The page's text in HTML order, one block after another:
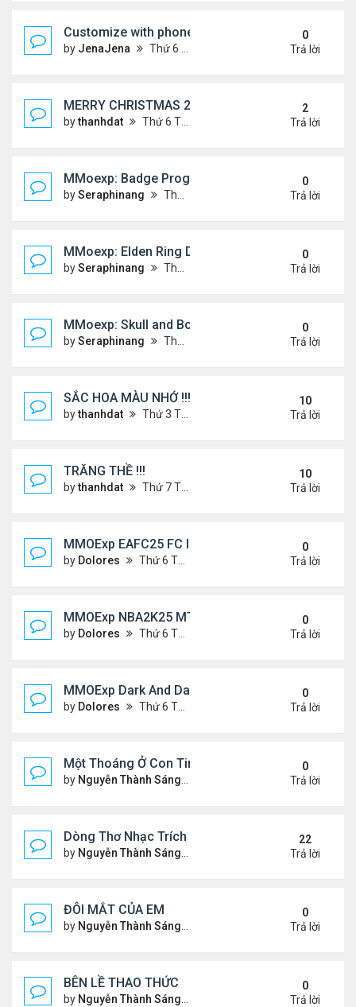
Customize with phone ringtones
by JenaJena Thứ 6 Tháng 1 03, 2025 1:20 am
0
Trả lời
MERRY CHRISTMAS 2024 & HAPPY NEW YEAR
bythanhdat Thứ 6 Tháng 12 20, 2024 2:25 pm
2
Trả lời
MMoexp: Badge Progression in NBA 2K25 is
bySeraphinang Thứ 3 Tháng 11 26, 2024 7:47 pm
0
Trả lời
MMoexp: Elden Ring DLC: Investigating the Giant
bySeraphinang Thứ 3 Tháng 11 26, 2024 7:47 pm
0
Trả lời
MMoexp: Skull and Bones Season 3: An Exciting
bySeraphinang Thứ 3 Tháng 11 26, 2024 7:46 pm
0
Trả lời
SẮC HOA MÀU NHỚ !!!
bythanhdat Thứ 3 Tháng 7 23, 2024 4:02 pm
10
Trả lời
TRĂNG THỀ !!!
bythanhdat Thứ 7 Tháng 7 06, 2024 5:05 pm
10
Trả lời
MMOExp EAFC25 FC IQ: Tactical Overhaul
by Dolores Thứ 6 Tháng 9 27, 2024 6:43 pm
0
Trả lời
MMOExp NBA2K25 MT Stephen Curry
by Dolores Thứ 6 Tháng 9 27, 2024 6:42 pm
0
Trả lời
MMOExp Dark And Darker to levelling up
by Dolores Thứ 6 Tháng 9 27, 2024 6:40 pm
0
Trả lời
Một Thoáng Ở Con Tim
by Nguyễn Thành Sáng Chủ nhật Tháng 8 25, 2024
0
Trả lời
Dòng Thơ Nhạc Trích Đoạn
by Nguyễn Thành Sáng Thứ 6 Tháng 3 15, 2024 9:53
22
Trả lời
ĐÔI MẮT CỦA EM
by Nguyễn Thành Sáng Thứ 3 Tháng 7 30, 2024 9:08
0
Trả lời
BÊN LỀ THAO THỨC
by Nguyễn Thành Sáng Thứ 4 Tháng 7 24, 2024 10:29
0
Trả lời